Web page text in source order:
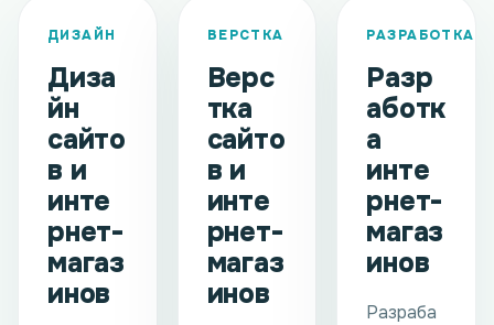
ДИЗАЙН
Диза
йн
сайто
в и
инте
рнет-
магаз
инов
ВЕРСТКА
Верс
тка
сайто
в и
инте
рнет-
магаз
инов
РАЗРАБОТКА
Разр
аботк
а
инте
рнет-
магаз
инов
Разраба